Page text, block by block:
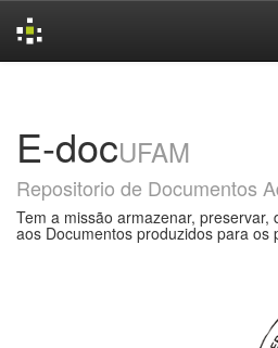
E-docUFAM
Repositorio de Documentos
Tem a missão armazenar, preservar,
aos Documentos produzidos para os